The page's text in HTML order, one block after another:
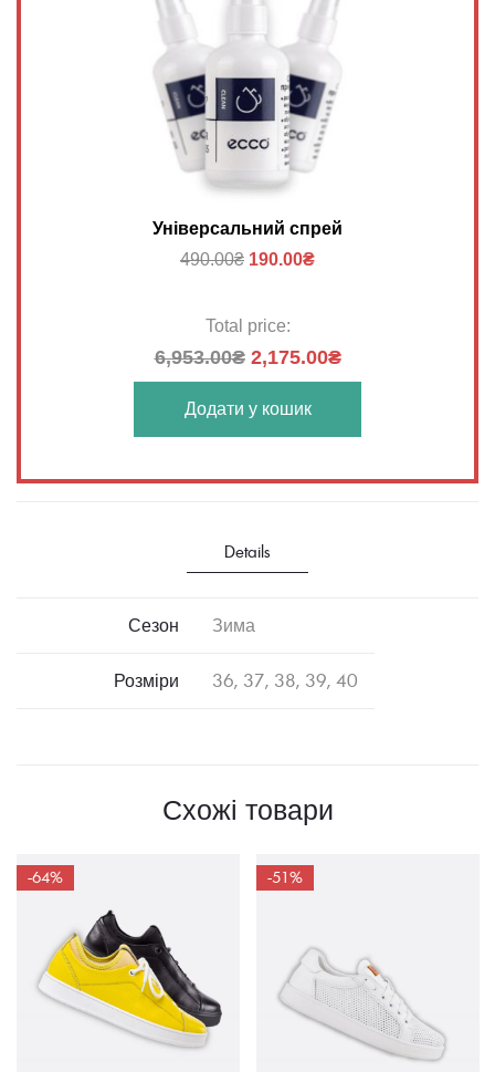
Універсальний спрей
490.00₴ 190.00₴
Total price:
6,953.00₴ 2,175.00₴
Додати у кошик
Details
Сезон Зима
Розміри 36, 37, 38, 39, 40
Схожі товари
-64% -51%